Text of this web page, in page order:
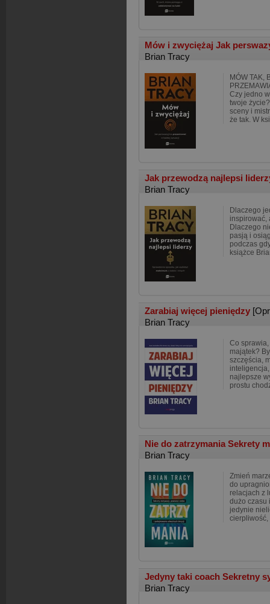
Mów i zwyciężaj Jak
Brian Tracy
MÓW TAK,
Czy jedno
twoje
sceny i
że tak. W
Jak przewodzą najlepsi
Brian Tracy
Dlaczego
inspirować,
Dlaczego
pasją i
podczas
książce
Zarabiaj więcej pieniędzy
Brian Tracy
Co
majątek?
szczęścia,
najlepsze
prostu
Nie do zatrzymania Sekrety
Brian Tracy
Zmień
do
relacjach z
dużo czasu
jedynie
cierpliwość,
Jedyny taki coach Sekretny
Brian Tracy